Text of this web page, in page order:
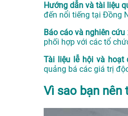
Hướng dẫn và tài liệu
đến nổi tiếng tại Đồng
Báo cáo và nghiên cứu
phối hợp với các tổ
Tài liệu lễ hội và
quảng bá các giá trị
Vì sao bạn